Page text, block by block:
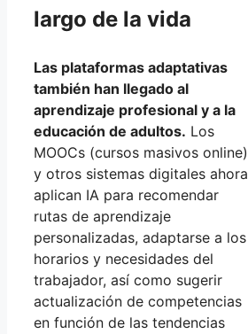
largo de la vida
Las plataformas adaptativas
también han llegado al
aprendizaje profesional y a la
educación de adultos. Los
MOOCs (cursos masivos online)
y otros sistemas digitales ahora
aplican IA para recomendar
rutas de aprendizaje
personalizadas, adaptarse a los
horarios y necesidades del
trabajador, así como sugerir
actualización de competencias
en función de las tendencias